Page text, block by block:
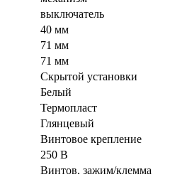
выключатель
40 мм
71 мм
71 мм
Скрытой установки
Белый
Термопласт
Глянцевый
Винтовое крепление
250 В
Винтов. зажим/клемма